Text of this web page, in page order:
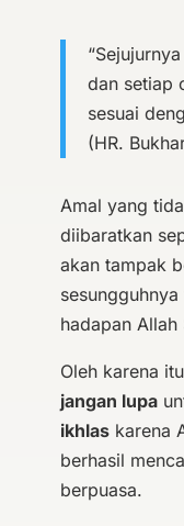
dan setiap
sesuai
(HR.
Amal yang
diibaratkan
akan tampak
hadapan Allah
Oleh karena
jangan lupa
ikhlaskarena
berhasil
berpuasa.